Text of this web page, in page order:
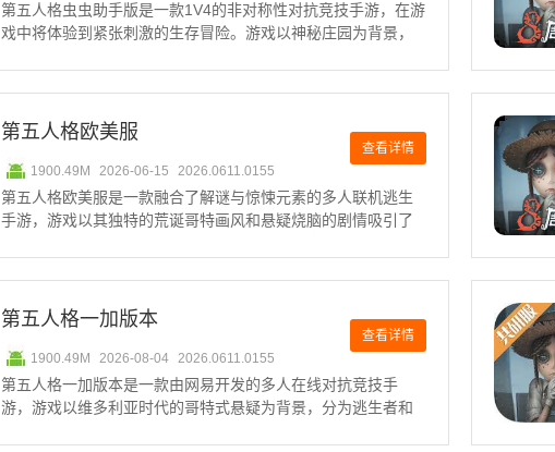
第五人格虫虫助手版是一款1V4的非对称性对抗竞技手游，在游
戏中将体验到紧张刺激的生存冒险。游戏以神秘庄园为背景，
第五人格欧美服
1900.49M 2026-06-15 2026.0611.0155
查看详情
第五人格欧美服是一款融合了解谜与惊悚元素的多人联机逃生
手游，游戏以其独特的荒诞哥特画风和悬疑烧脑的剧情吸引了
第五人格一加版本
1900.49M 2026-08-04 2026.0611.0155
查看详情
第五人格一加版本是一款由网易开发的多人在线对抗竞技手
游，游戏以维多利亚时代的哥特式悬疑为背景，分为逃生者和